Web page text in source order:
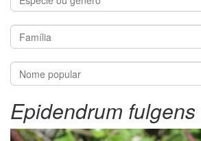
Epidendrum fulgens